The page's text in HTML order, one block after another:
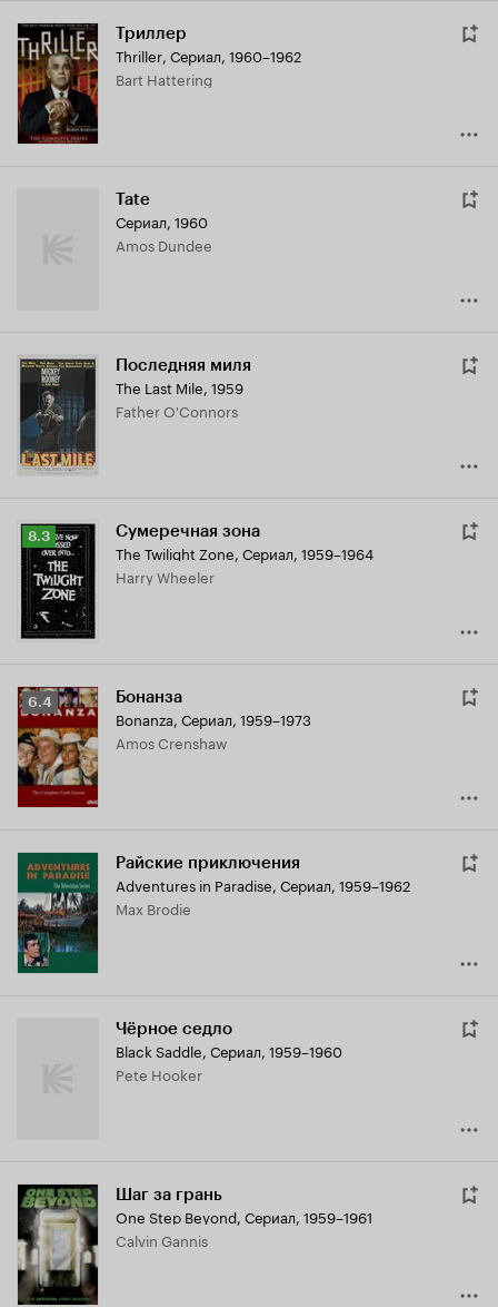
Триллер
Thriller, Сериал, 1960–1962
Bart Hattering
Tate
Сериал, 1960
Amos Dundee
Последняя миля
The Last Mile, 1959
Father O'Connors
Рейтинг
Кинопоиска
8.3
8.3 Сумеречная зона
The Twilight Zone, Сериал, 1959–1964
Harry Wheeler
Рейтинг
Кинопоиска
6.4
6.4 Бонанза
Bonanza, Сериал, 1959–1973
Amos Crenshaw
Райские приключения
Adventures in Paradise, Сериал, 1959–1962
Max Brodie
Чёрное седло
Black Saddle, Сериал, 1959–1960
Pete Hooker
Шаг за грань
One Step Beyond, Сериал, 1959–1961
Calvin Gannis